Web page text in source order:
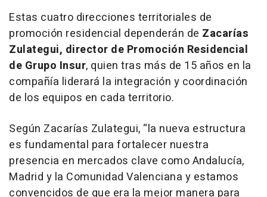
Estas cuatro direcciones territoriales de
promoción residencial dependerán de Zacarías
Zulategui, director de Promoción Residencial
de Grupo Insur, quien tras más de 15 años en la
compañía liderará la integración y coordinación
de los equipos en cada territorio.
Según Zacarías Zulategui, “la nueva estructura
es fundamental para fortalecer nuestra
presencia en mercados clave como Andalucía,
Madrid y la Comunidad Valenciana y estamos
convencidos de que era la mejor manera para